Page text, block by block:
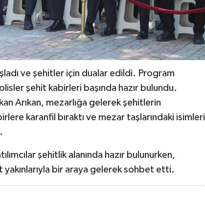
ve şehitler için dualar edildi. Program
şehit kabirleri başında hazır bulundu.
Arıkan, mezarlığa gelerek şehitlerin
karanfil bıraktı ve mezar taşlarındaki isimleri
şehitlik alanında hazır bulunurken,
yakınlarıyla bir araya gelerek sohbet etti.